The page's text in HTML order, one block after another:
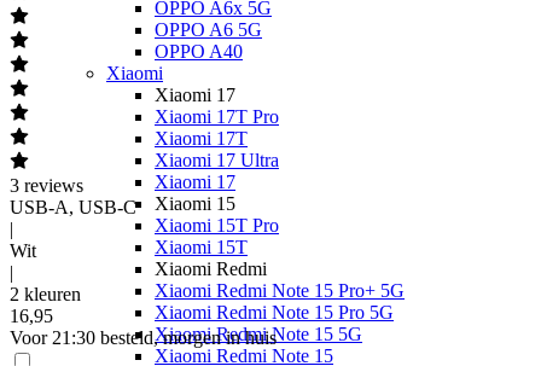
OPPO A6x 5G
OPPO A6 5G
OPPO A40
Xiaomi
Xiaomi 17
Xiaomi 17T Pro
Xiaomi 17T
Xiaomi 17 Ultra
Xiaomi 17
Xiaomi 15
Xiaomi 15T Pro
Xiaomi 15T
Xiaomi Redmi
Xiaomi Redmi Note 15 Pro+ 5G
Xiaomi Redmi Note 15 Pro 5G
Xiaomi Redmi Note 15 5G
Xiaomi Redmi Note 15
3 reviews
USB-A, USB-C
|
Wit
|
2 kleuren
16,95
Voor 21:30 besteld, morgen in huis